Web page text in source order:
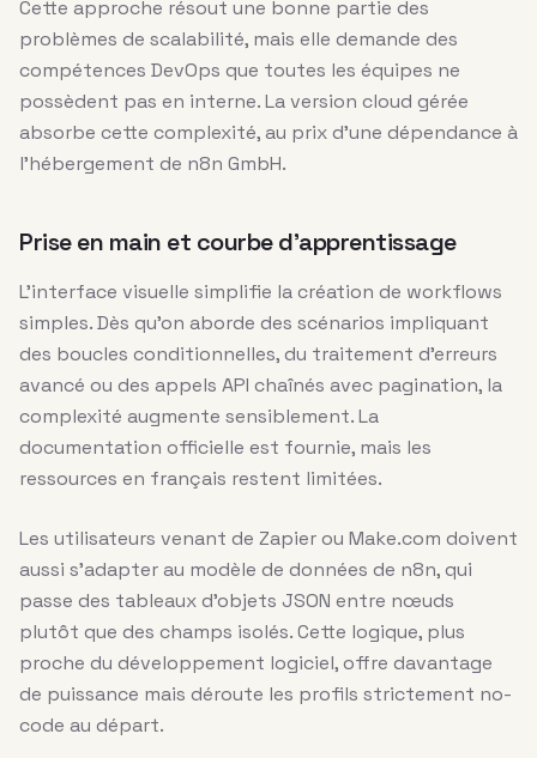
Cette approche résout une bonne partie des
problèmes de scalabilité, mais elle demande des
compétences DevOps que toutes les équipes ne
possèdent pas en interne. La version cloud gérée
absorbe cette complexité, au prix d’une dépendance à
l’hébergement de n8n GmbH.
Prise en main et courbe d’apprentissage
L’interface visuelle simplifie la création de workflows
simples. Dès qu’on aborde des scénarios impliquant
des boucles conditionnelles, du traitement d’erreurs
avancé ou des appels API chaînés avec pagination, la
complexité augmente sensiblement. La
documentation officielle est fournie, mais les
ressources en français restent limitées.
Les utilisateurs venant de Zapier ou Make.com doivent
aussi s’adapter au modèle de données de n8n, qui
passe des tableaux d’objets JSON entre nœuds
plutôt que des champs isolés. Cette logique, plus
proche du développement logiciel, offre davantage
de puissance mais déroute les profils strictement no-
code au départ.